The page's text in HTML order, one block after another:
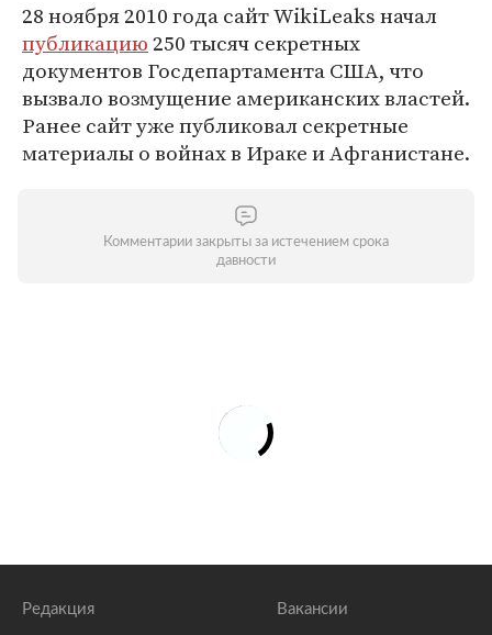
28 ноября 2010 года сайт WikiLeaks начал
публикацию250 тысяч секретных
документов Госдепартамента США, что
вызвало возмущение американских властей.
Ранее сайт уже публиковал секретные
материалы о войнах в Ираке и Афганистане.
Комментарии закрыты за истечением срока
давности
Редакция Вакансии